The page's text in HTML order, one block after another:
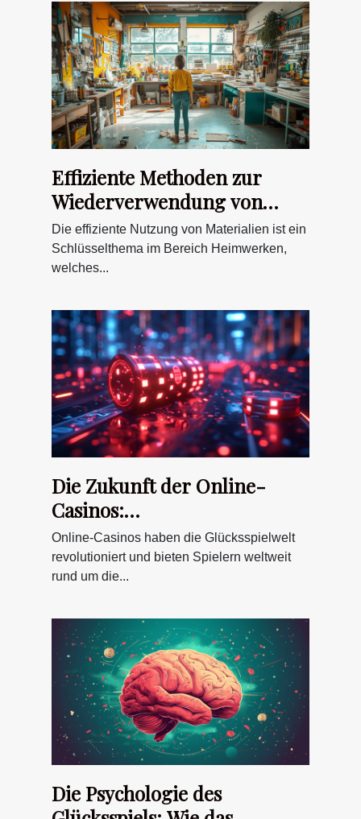
Effiziente Methoden zur
Wiederverwendung von
Materialien im
Heimwerkerbereich
Die effiziente Nutzung von Materialien ist ein
Schlüsselthema im Bereich Heimwerken,
welches...
Die Zukunft der Online-
Casinos:
Entwicklungsperspektiven
und technologische
Fortschritte
Online-Casinos haben die Glücksspielwelt
revolutioniert und bieten Spielern weltweit
rund um die...
Die Psychologie des